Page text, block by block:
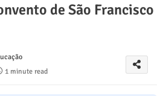
de São Francisco
1 minute read